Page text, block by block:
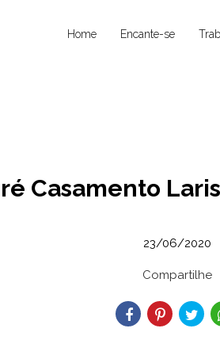
Home Encante-se
Casamento
23/06/2020
Compartilhe